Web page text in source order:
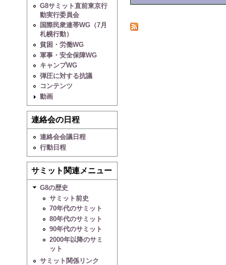
G8サミット直前東京行
動実行委員会
国際民衆連帯WG（7月
札幌行動）
貧困・労働WG
軍事・安全保障WG
キャンプWG
弾圧に対する抗議
コンテンツ
動画
連絡会の日程
連絡会会議日程
行動日程
サミット関連メニュー
G8の歴史
サミット前史
70年代のサミット
80年代のサミット
90年代のサミット
2000年以降のサミ
ット
サミット関係リンク